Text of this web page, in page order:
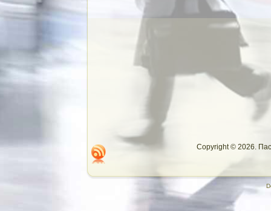
Copyright © 2026.